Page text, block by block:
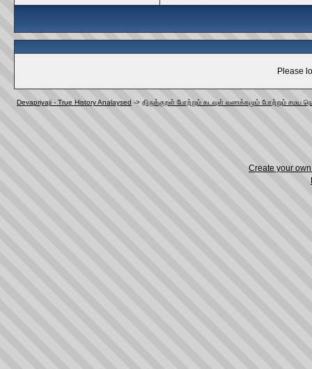
Please
Devapriyaji - True History Analaysed -> திருக்குறள் போற்றும் கடவுள் வணக்கமும் போற்றும் சமய
Create your